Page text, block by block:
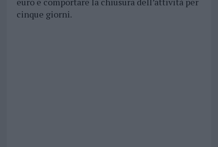
cinque giorni.